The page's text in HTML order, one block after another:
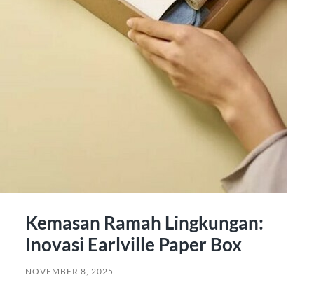
Kemasan Ramah Lingkungan:
Inovasi Earlville Paper Box
NOVEMBER 8, 2025